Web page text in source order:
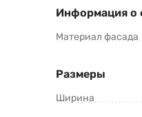
Информация о
Материал фасада
Размеры
Ширина